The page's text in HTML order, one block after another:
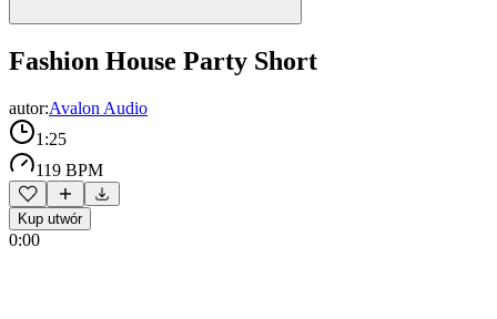
Fashion House Party Short
autor:Avalon Audio
1:25
119 BPM
Kup utwór
0:00